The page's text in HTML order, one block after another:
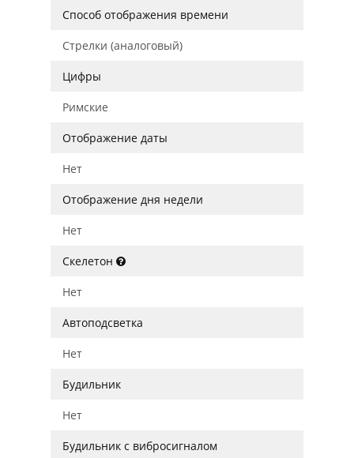
Способ отображения времени
Стрелки (аналоговый)
Цифры
Римские
Отображение даты
Нет
Отображение дня недели
Нет
Скелетон
Нет
Автоподсветка
Нет
Будильник
Нет
Будильник с вибросигналом